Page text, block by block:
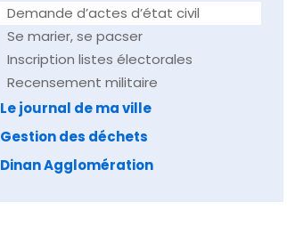
Demande d’actes d’état civil
Se marier, se pacser
Inscription listes électorales
Recensement militaire
Le journal de ma ville
Gestion des déchets
Dinan Agglomération